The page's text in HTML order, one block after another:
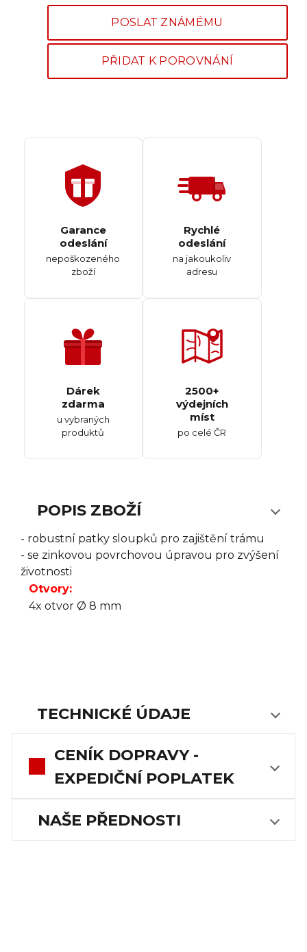
POSLAT ZNÁMÉMU
PŘIDAT K POROVNÁNÍ
Garance
odeslání
nepoškozeného
zboží
Rychlé
odeslání
na jakoukoliv
adresu
Dárek
zdarma
u vybraných
produktů
2500+
výdejních
míst
po celé ČR
POPIS ZBOŽÍ
- robustní patky sloupků pro zajištění trámu
- se zinkovou povrchovou úpravou pro zvýšení
životnosti
Otvory:
4x otvor Ø 8 mm
TECHNICKÉ ÚDAJE
CENÍK DOPRAVY -
EXPEDIČNÍ POPLATEK
NAŠE PŘEDNOSTI